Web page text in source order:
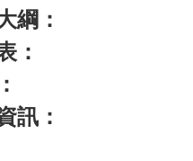
綱：
：
訊：